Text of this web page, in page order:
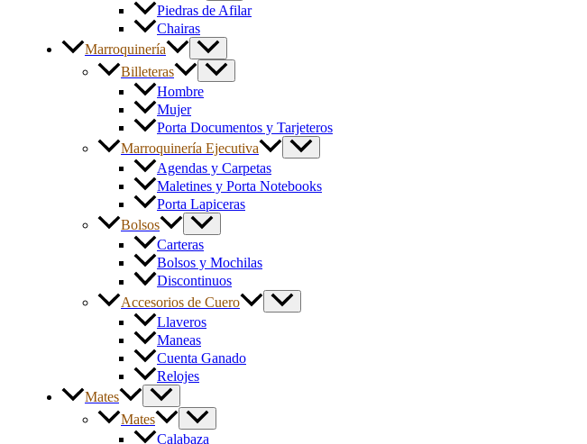
Piedras de Afilar
Chairas
Marroquinería
Billeteras
Hombre
Mujer
Porta Documentos y Tarjeteros
Marroquinería Ejecutiva
Agendas y Carpetas
Maletines y Porta Notebooks
Porta Lapiceras
Bolsos
Carteras
Bolsos y Mochilas
Discontinuos
Accesorios de Cuero
Llaveros
Maneas
Cuenta Ganado
Relojes
Mates
Mates
Calabaza